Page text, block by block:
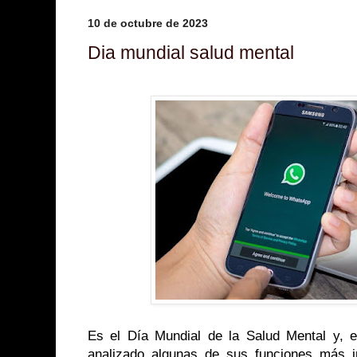
10 de octubre de 2023
Dia mundial salud mental
Es el Día Mundial de la Salud Mental y,
analizado algunas de sus funciones más